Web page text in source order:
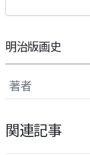
明治版画史
著者
関連記事